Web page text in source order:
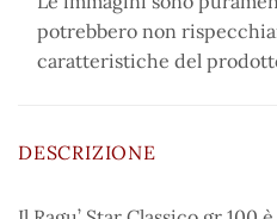
potrebbero non
caratteristiche del
DESCRIZIONE